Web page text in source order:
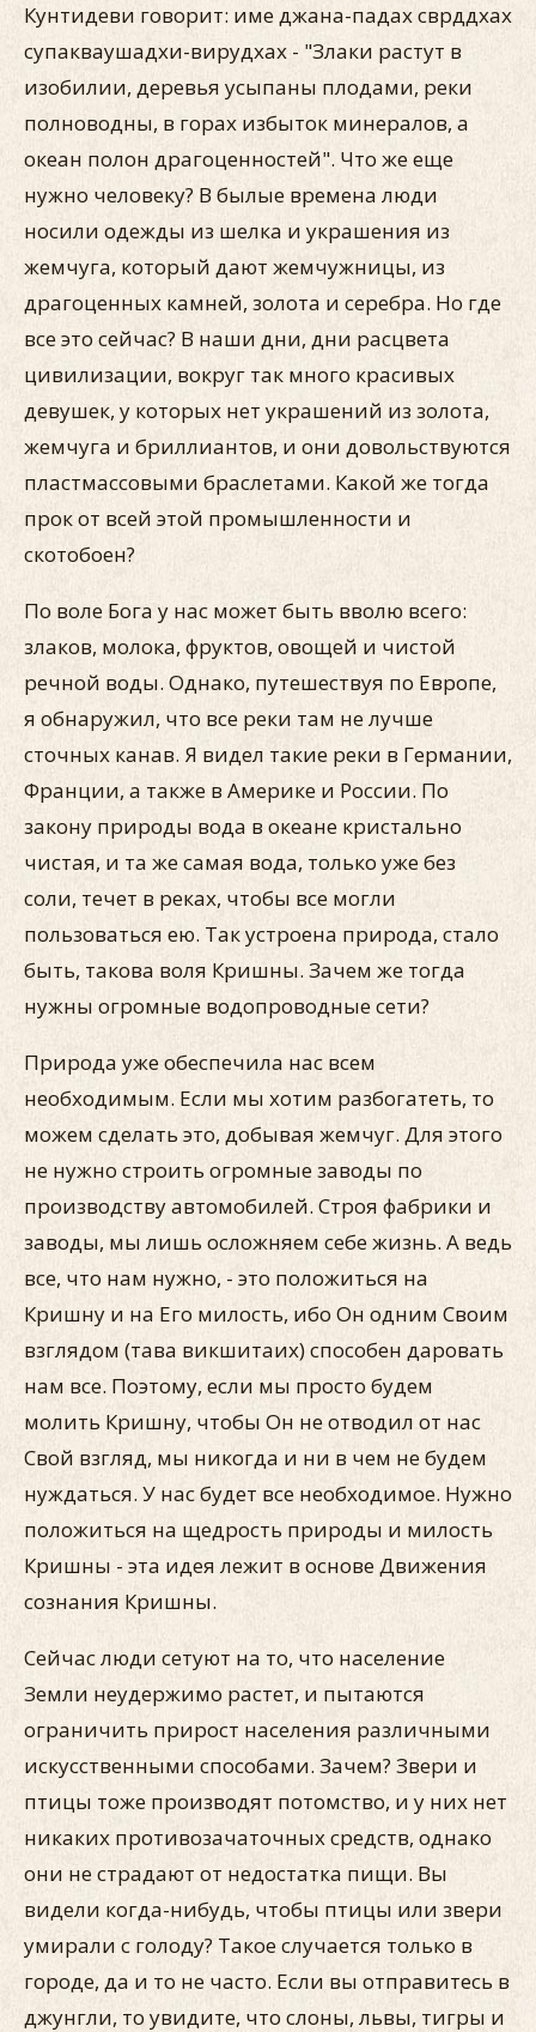
Кунтидеви говорит: име джана-падах сврддхах
супакваушадхи-вирудхах - "Злаки растут в
изобилии, деревья усыпаны плодами, реки
полноводны, в горах избыток минералов, а
океан полон драгоценностей". Что же еще
нужно человеку? В былые времена люди
носили одежды из шелка и украшения из
жемчуга, который дают жемчужницы, из
драгоценных камней, золота и серебра. Но где
все это сейчас? В наши дни, дни расцвета
цивилизации, вокруг так много красивых
девушек, у которых нет украшений из золота,
жемчуга и бриллиантов, и они довольствуются
пластмассовыми браслетами. Какой же тогда
прок от всей этой промышленности и
скотобоен?
По воле Бога у нас может быть вволю всего:
злаков, молока, фруктов, овощей и чистой
речной воды. Однако, путешествуя по Европе,
я обнаружил, что все реки там не лучше
сточных канав. Я видел такие реки в Германии,
Франции, а также в Америке и России. По
закону природы вода в океане кристально
чистая, и та же самая вода, только уже без
соли, течет в реках, чтобы все могли
пользоваться ею. Так устроена природа, стало
быть, такова воля Кришны. Зачем же тогда
нужны огромные водопроводные сети?
Природа уже обеспечила нас всем
необходимым. Если мы хотим разбогатеть, то
можем сделать это, добывая жемчуг. Для этого
не нужно строить огромные заводы по
производству автомобилей. Строя фабрики и
заводы, мы лишь осложняем себе жизнь. А ведь
все, что нам нужно, - это положиться на
Кришну и на Его милость, ибо Он одним Своим
взглядом (тава викшитаих) способен даровать
нам все. Поэтому, если мы просто будем
молить Кришну, чтобы Он не отводил от нас
Свой взгляд, мы никогда и ни в чем не будем
нуждаться. У нас будет все необходимое. Нужно
положиться на щедрость природы и милость
Кришны - эта идея лежит в основе Движения
сознания Кришны.
Сейчас люди сетуют на то, что население
Земли неудержимо растет, и пытаются
ограничить прирост населения различными
искусственными способами. Зачем? Звери и
птицы тоже производят потомство, и у них нет
никаких противозачаточных средств, однако
они не страдают от недостатка пищи. Вы
видели когда-нибудь, чтобы птицы или звери
умирали с голоду? Такое случается только в
городе, да и то не часто. Если вы отправитесь в
джунгли, то увидите, что слоны, львы, тигры и